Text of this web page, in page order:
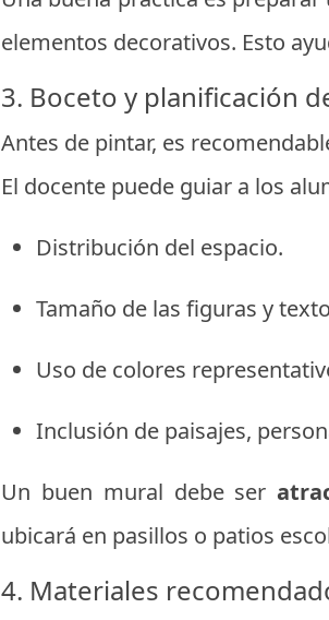
elementos decorativos. Esto
3. Boceto y planificación
Antes de pintar, es
El docente puede guiar a los
Distribución del espacio.
Tamaño de las figuras y
Uso de colores
Inclusión de paisajes,
Un buen mural debe ser
ubicará en pasillos o patios
4. Materiales